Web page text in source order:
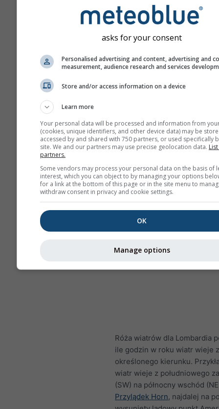
Róża wiatrów dla Lombardia
ile godzin w roku wiatr wieje z
określonego kierunku.
wiatr wieje z południowego
(SW) na północny wschód
Przylądek Horn, najdalej na
asks for your consent
Personalised advertising and content, advertising and
measurement, audience research and services
Store and/or access information on a device
Learn more
Your personal data will be processed and information from
(cookies, unique identifiers, and other device data) may be
accessed by and shared with 750 partners, or used specifically
site. We and our partners may use precise geolocation data.
partners.
Some vendors may process your personal data on the basis of
interest, which you can object to by managing your options
for a link at the bottom of this page or in the site menu to
withdraw consent in privacy and cookie settings.
OK
Manage options